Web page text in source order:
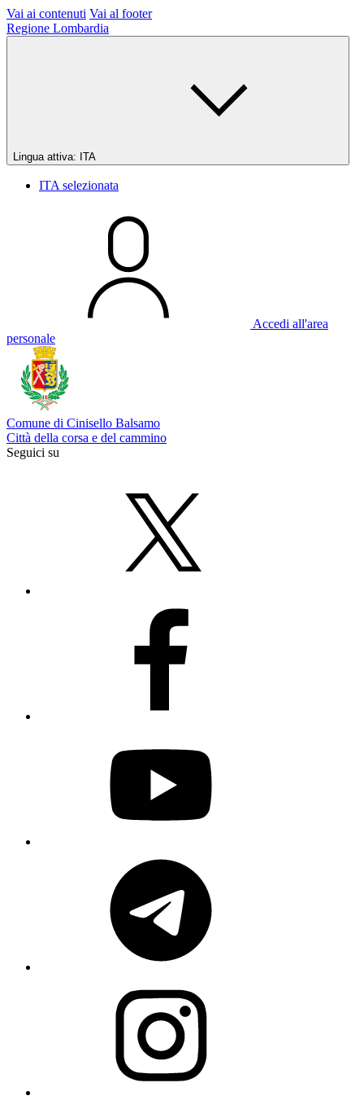
Vai ai contenuti Vai al footer
Regione Lombardia
Lingua attiva: ITA
ITA selezionata
Accedi all'area
personale
Comune di Cinisello Balsamo
Città della corsa e del cammino
Seguici su